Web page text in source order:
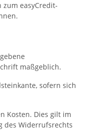
easyCredit-
maßgeblich.
sofern sich
Kosten. Dies gilt im
des Widerrufsrechts